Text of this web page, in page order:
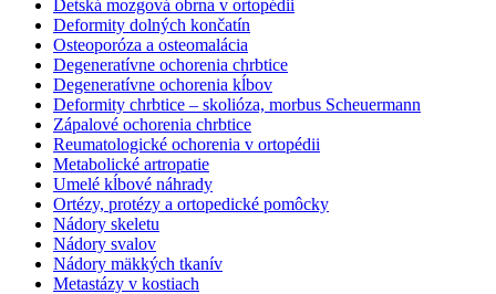
Detská mozgová obrna v ortopédii
Deformity dolných končatín
Osteoporóza a osteomalácia
Degeneratívne ochorenia chrbtice
Degeneratívne ochorenia kĺbov
Deformity chrbtice – skolióza, morbus Scheuermann
Zápalové ochorenia chrbtice
Reumatologické ochorenia v ortopédii
Metabolické artropatie
Umelé kĺbové náhrady
Ortézy, protézy a ortopedické pomôcky
Nádory skeletu
Nádory svalov
Nádory mäkkých tkanív
Metastázy v kostiach